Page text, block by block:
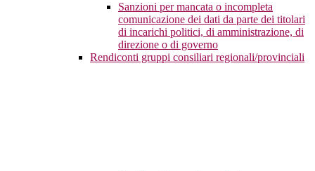
Sanzioni per mancata o incompleta
comunicazione dei dati da parte dei titolari
di incarichi politici, di amministrazione, di
direzione o di governo
Rendiconti gruppi consiliari regionali/provinciali